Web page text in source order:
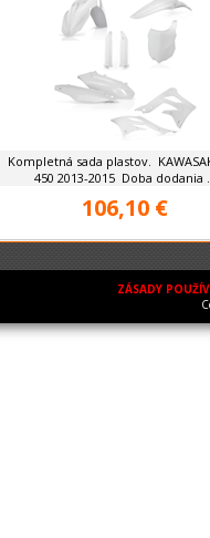
Kompletná sada plastov.
450 2013-2015 Doba dodania
106,10 €
ZÁSADY